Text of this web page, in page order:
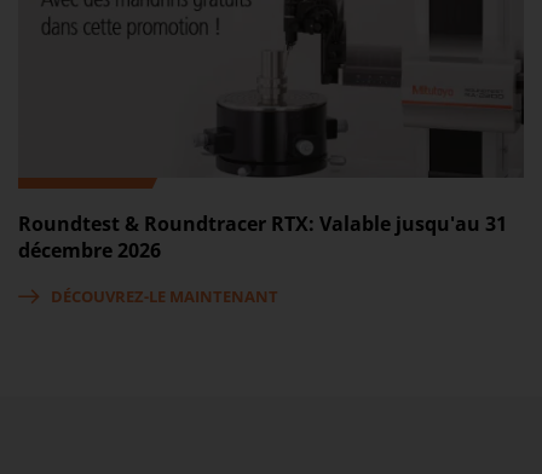
Roundtest & Roundtracer RTX: Valable jusqu'au 31
décembre 2026
DÉCOUVREZ-LE MAINTENANT